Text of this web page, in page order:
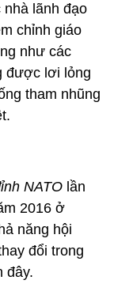
nhà lãnh đạo
chỉnh giáo
như các
được lơi lỏng
tham nhũng
NATO lần
2016 ở
năng hội
đổi trong
đây.